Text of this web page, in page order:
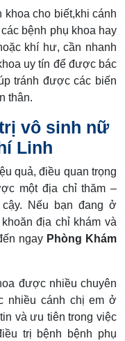
khoa cho biết,khi cánh
bệnh phụ khoa hay
khí hư, cần nhanh
uy tín để được bác
tránh được các biến
thân.
vô sinh nữ
Linh
quả, điều quan trọng
một địa chỉ thăm –
Nếu bạn đang ở
địa chỉ khám và
ngay Phòng Khám
được nhiều chuyên
nhiều cánh chị em ở
và ưu tiên trong việc
trị bệnh bệnh phụ